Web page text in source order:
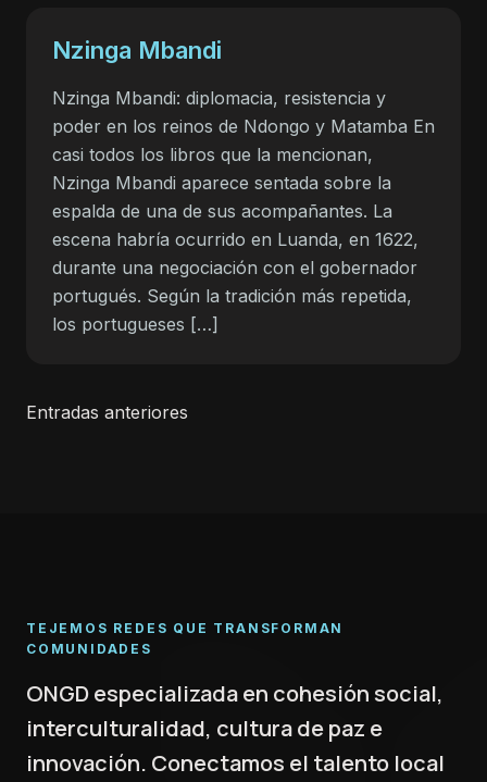
Nzinga Mbandi
Nzinga Mbandi: diplomacia, resistencia y
poder en los reinos de Ndongo y Matamba En
casi todos los libros que la mencionan,
Nzinga Mbandi aparece sentada sobre la
espalda de una de sus acompañantes. La
escena habría ocurrido en Luanda, en 1622,
durante una negociación con el gobernador
portugués. Según la tradición más repetida,
los portugueses […]
Navegación
Entradas anteriores
TEJEMOS REDES QUE TRANSFORMAN
COMUNIDADES
ONGD especializada en cohesión social,
interculturalidad, cultura de paz e
innovación. Conectamos el talento local